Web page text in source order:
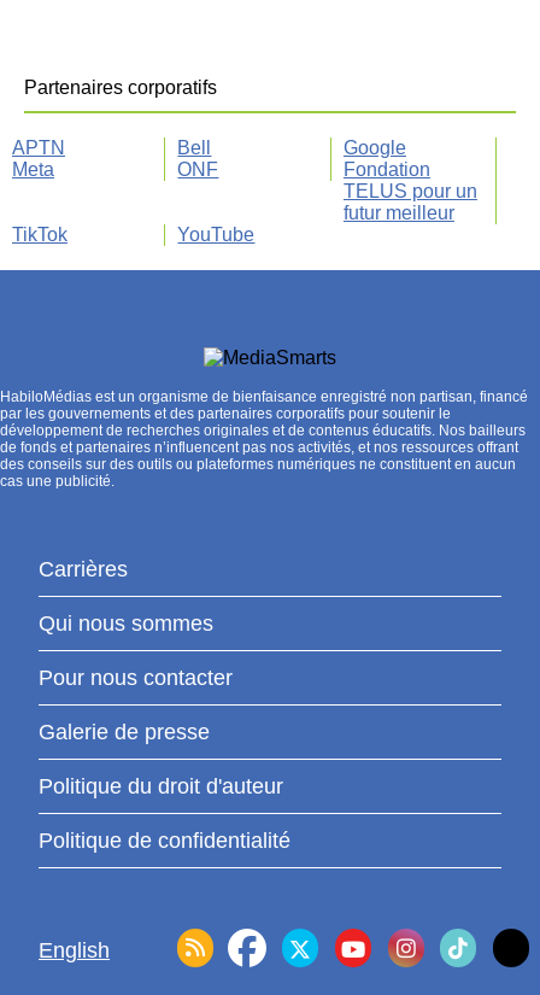
Partenaires corporatifs
APTN Bell
Google
Meta
ONF
Fondation
TELUS pour un
futur meilleur
TikTok
YouTube
HabiloMédias est un organisme de bienfaisance enregistré non partisan, financé
par les gouvernements et des partenaires corporatifs pour soutenir le
développement de recherches originales et de contenus éducatifs. Nos bailleurs
de fonds et partenaires n’influencent pas nos activités, et nos ressources offrant
des conseils sur des outils ou plateformes numériques ne constituent en aucun
cas une publicité.
Carrières
Qui nous sommes
Pour nous contacter
Galerie de presse
Politique du droit d'auteur
Politique de confidentialité
English